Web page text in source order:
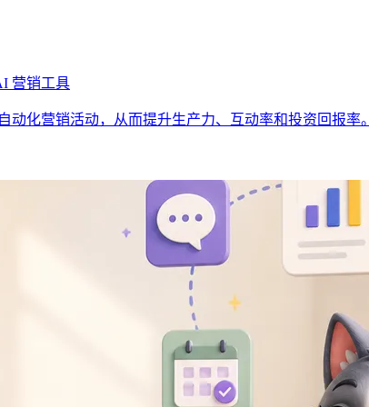
营销工具
化营销活动，从而提升生产力、互动率和投资回报率。